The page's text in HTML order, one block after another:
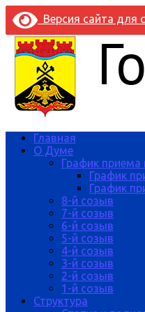
Версия сайта для
Главная
О Думе
График приема
График
График
8-й созыв
7-й созыв
6-й созыв
5-й созыв
4-й созыв
3-й созыв
2-й созыв
1-й созыв
Структура